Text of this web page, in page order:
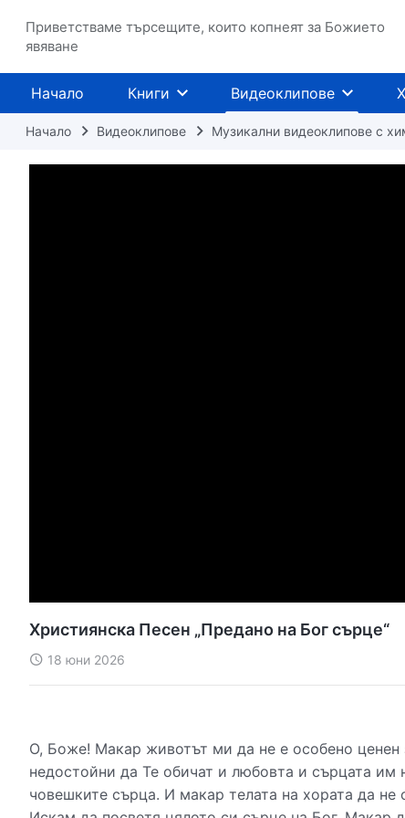
Приветстваме търсещите, които копнеят за Божието
явяване
Начало Книги Видеоклипове
Начало Видеоклипове Музикални видеоклипове с
Християнска Песен „Предано на Бог сърце“
18 юни 2026
О, Боже! Макар животът ми да не е особено ценен
недостойни да Те обичат и любовта и сърцата
човешките сърца. И макар телата на хората да